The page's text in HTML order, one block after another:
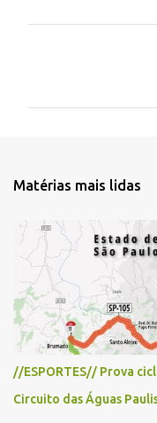
t
i
o
s
Matérias mais lidas
//ESPORTES// Prova
Circuito das Águas